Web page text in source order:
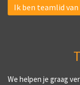
Ik ben teamlid
We helpen je graag